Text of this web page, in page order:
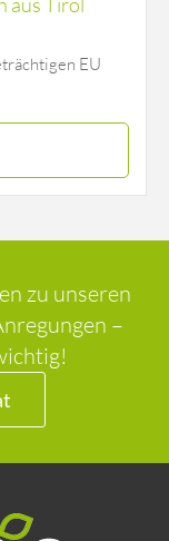
EU
zu unseren
–